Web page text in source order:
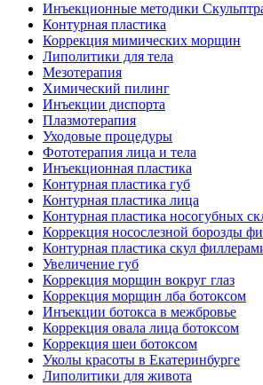
Инъекционные методики
Контурная пластика
Коррекция мимических морщин
Липолитики для тела
Мезотерапия
Химический пилинг
Инъекции диспорта
Плазмотерапия
Уходовые процедуры
Фототерапия лица и тела
Инъекционная пластика
Контурная пластика губ
Контурная пластика лица
Контурная пластика носогубных
Коррекция носослезной борозды
Контурная пластика скул
Увеличение губ
Коррекция морщин вокруг глаз
Коррекция морщин лба ботоксом
Инъекции ботокса в межбровье
Коррекция овала лица ботоксом
Коррекция шеи ботоксом
Уколы красоты в Екатеринбурге
Липолитики для живота